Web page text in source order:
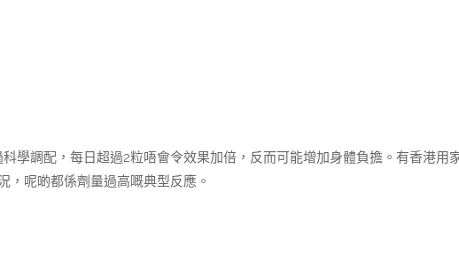
學調配，每日超過2粒唔會令效果加倍，反而可能增加身體負擔。有香港用
，呢啲都係劑量過高嘅典型反應。